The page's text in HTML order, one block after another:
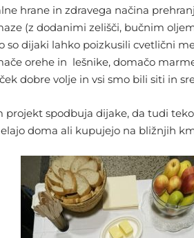
hrane in zdravega načina
(z dodanimi zelišči, bučnim
so dijaki lahko poizkusili cvetlični
orehe in lešnike, domačo
dobre volje in vsi smo bili siti in
projekt spodbuja dijake, da tudi
doma ali kupujejo na bližnjih